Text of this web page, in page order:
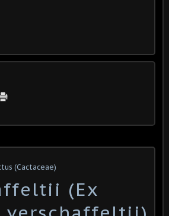
(Cactaceae)
(Ex